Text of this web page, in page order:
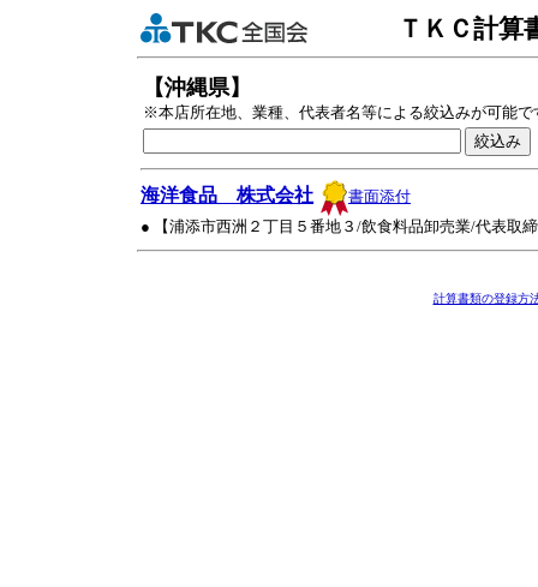
ＴＫＣ計算
【沖縄県】
※本店所在地、業種、代表者名等による絞込みが可能で
海洋食品 株式会社
書面添付
● 【浦添市西洲２丁目５番地３/飲食料品卸売業/代表
計算書類の登録方